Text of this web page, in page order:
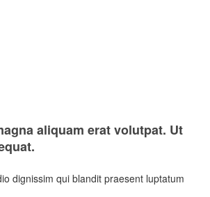
aliquam erat volutpat. Ut
dignissim qui blandit praesent luptatum